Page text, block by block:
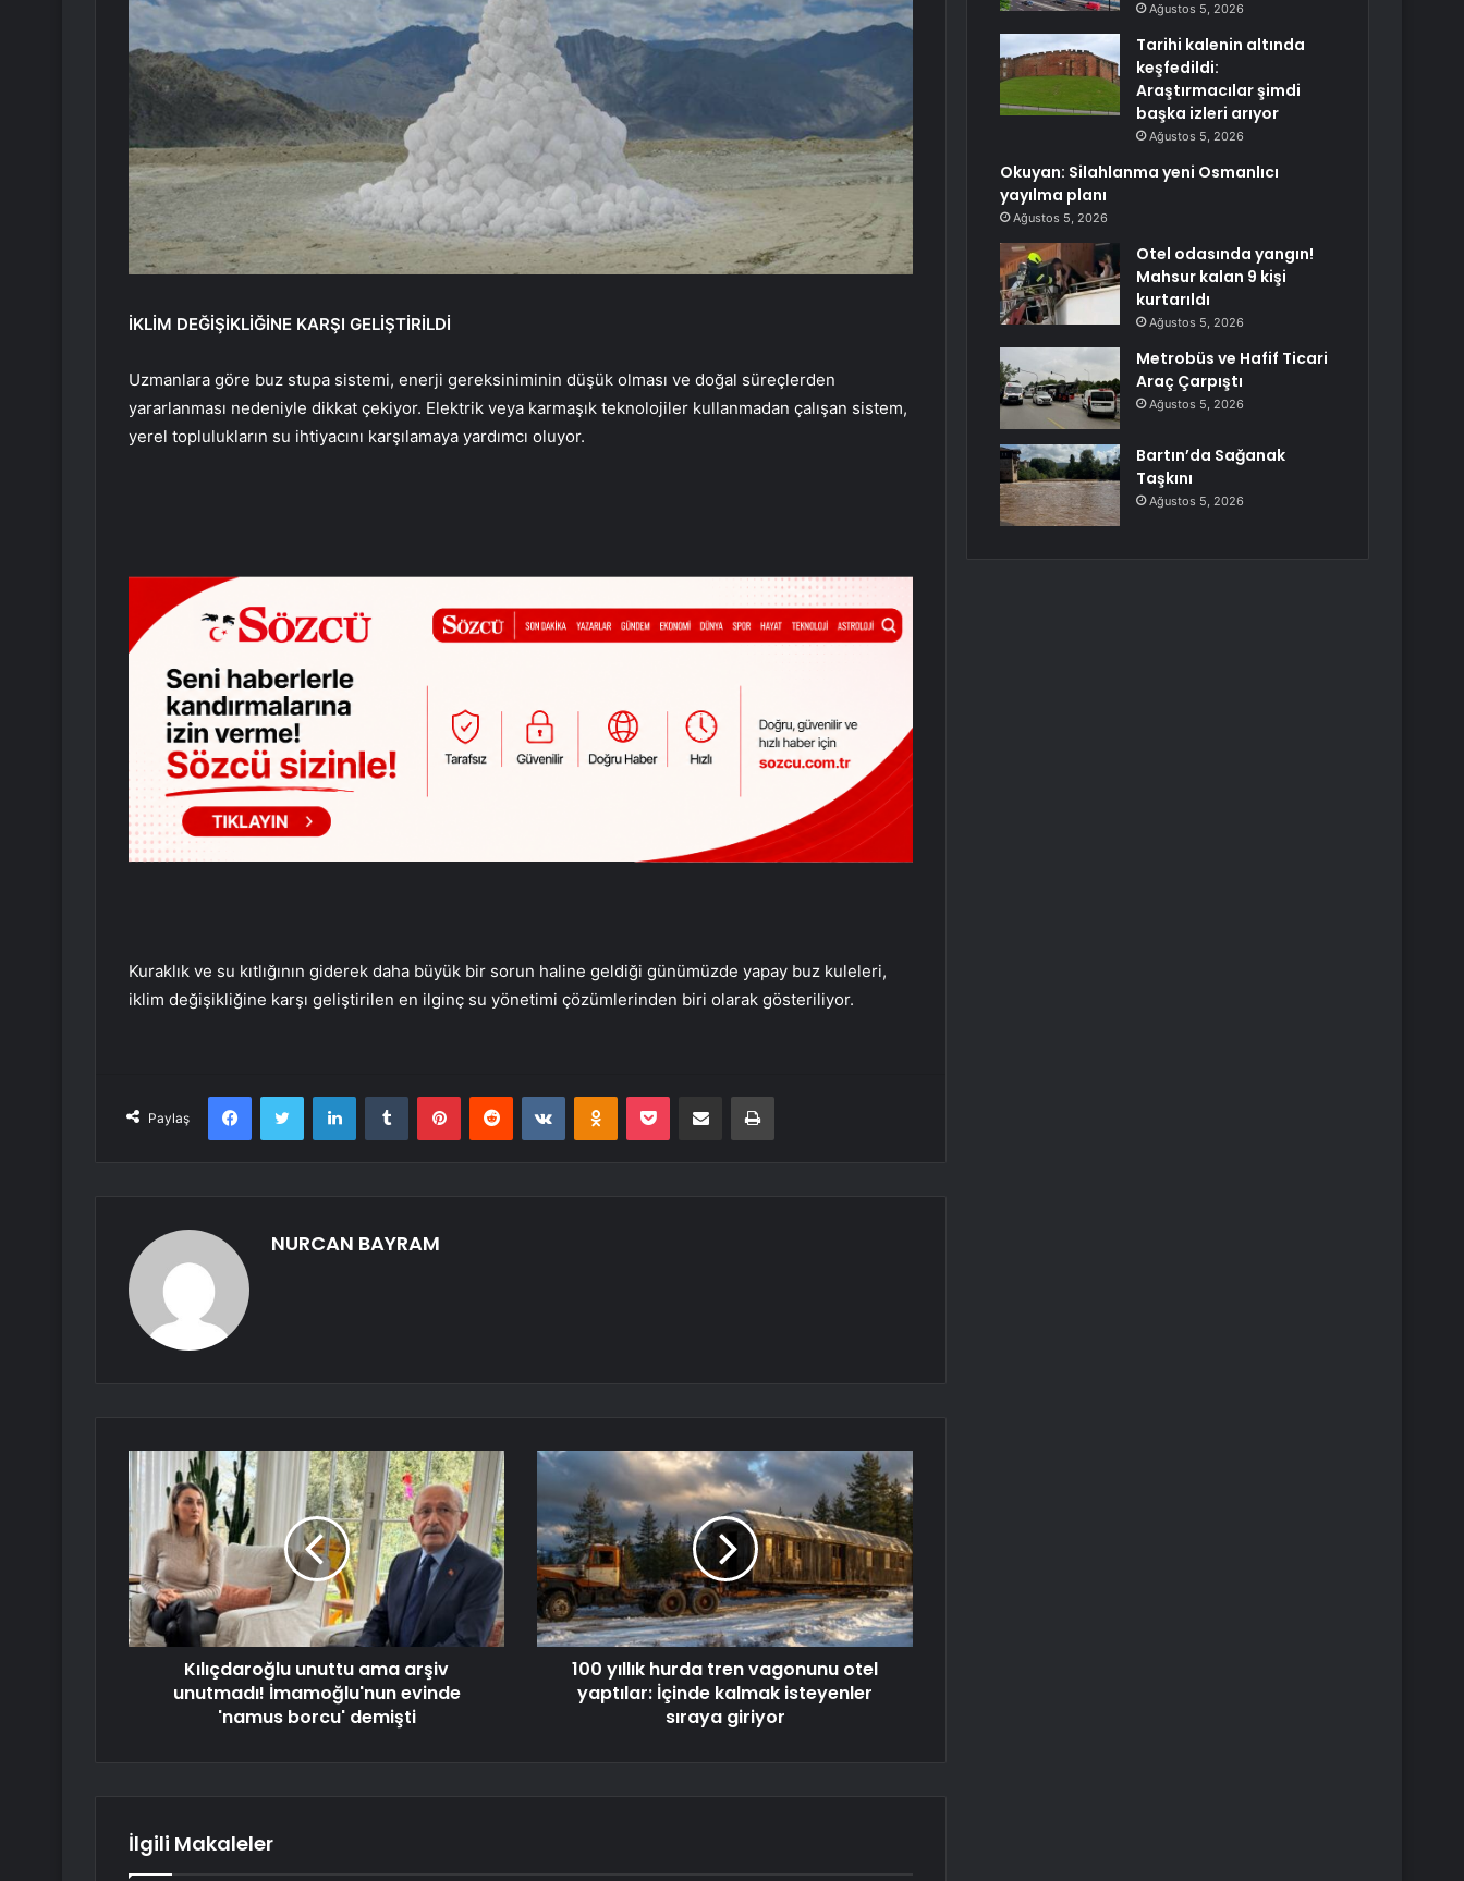
İKLİM DEĞİŞİKLİĞİNE KARŞI GELİŞTİRİLDİ
Uzmanlara göre buz stupa sistemi, enerji gereksiniminin düşük olması ve doğal süreçlerden
yararlanması nedeniyle dikkat çekiyor. Elektrik veya karmaşık teknolojiler kullanmadan çalışan sistem,
yerel toplulukların su ihtiyacını karşılamaya yardımcı oluyor.
Kuraklık ve su kıtlığının giderek daha büyük bir sorun haline geldiği günümüzde yapay buz kuleleri,
iklim değişikliğine karşı geliştirilen en ilginç su yönetimi çözümlerinden biri olarak gösteriliyor.
Paylaş
FacebookTwitter LinkedInTumblr PinterestReddit VKontakteOdnoklassniki
Pocket E-Posta ile paylaş Yazdır
NURCAN BAYRAM
Kılıçdaroğlu unuttu ama arşiv
unutmadı! İmamoğlu'nun evinde
'namus borcu' demişti
100 yıllık hurda tren vagonunu otel
yaptılar: İçinde kalmak isteyenler
sıraya giriyor
İlgili Makaleler
Ağustos 5, 2026
Tarihi kalenin altında
keşfedildi:
Araştırmacılar şimdi
başka izleri arıyor
Ağustos 5, 2026
Okuyan: Silahlanma yeni Osmanlıcı
yayılma planı
Ağustos 5, 2026
Otel odasında yangın!
Mahsur kalan 9 kişi
kurtarıldı
Ağustos 5, 2026
Metrobüs ve Hafif Ticari
Araç Çarpıştı
Ağustos 5, 2026
Bartın’da Sağanak
Taşkını
Ağustos 5, 2026